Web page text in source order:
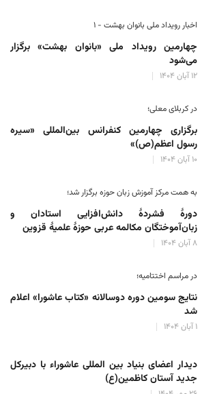
اخبار رویداد ملی بانوان بهشت - ۱
چهارمین رویداد ملی «بانوان بهشت» برگزار
می‌شود
۱۲ آبان ۱۴۰۴
در کربلای معلی؛
برگزاری چهارمین کنفرانس بین‌المللی «سیره
رسول اعظم(ص)»
۱۰ آبان ۱۴۰۴
به همت مرکز آموزش زبان حوزه‌ برگزار شد؛
دورهٔ فشردهٔ دانش‌افزایی استادان و
زبان‌آموختگان مکالمه عربی حوزهٔ علمیهٔ قزوین
۸ آبان ۱۴۰۴
در مراسم اختتامیه؛
نتایج سومین دوره‌ دوسالانه‌ «کتاب عاشورا» اعلام
شد
۱ آبان ۱۴۰۴
دیدار اعضای بنیاد بین المللی عاشوراء با دبیرکل
جدید آستان کاظمین(ع)